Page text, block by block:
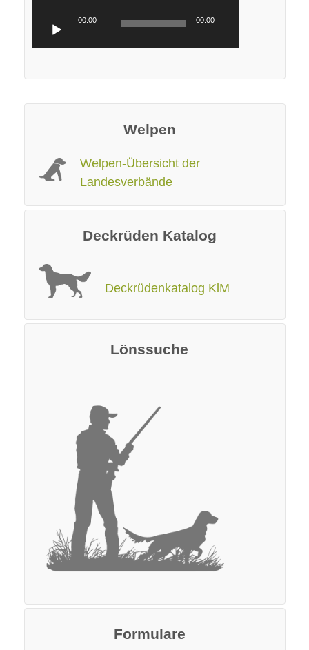
Audio-
Player
00:00 00:00
Welpen
Welpen-Übersicht der
Landesverbände
Deckrüden Katalog
Deckrüdenkatalog KlM
Lönssuche
Formulare